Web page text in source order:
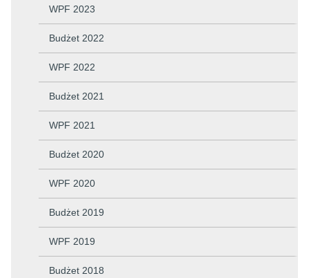
WPF 2023
Budżet 2022
WPF 2022
Budżet 2021
WPF 2021
Budżet 2020
WPF 2020
Budżet 2019
WPF 2019
Budżet 2018